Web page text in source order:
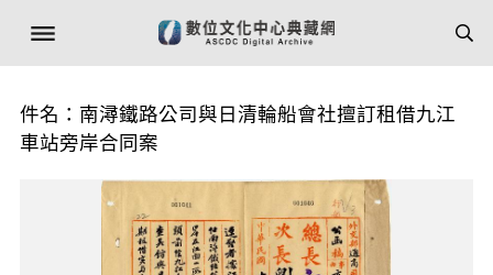
件名：南潯鐵路公司與日清輪船會社擅訂租借九江
車站旁岸合同案